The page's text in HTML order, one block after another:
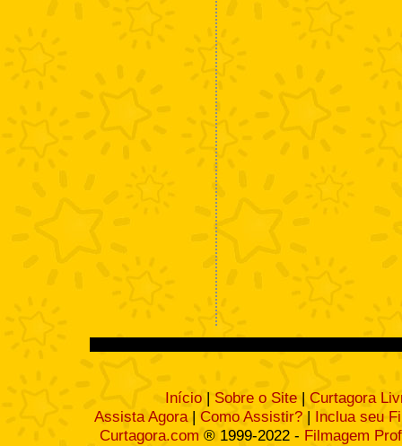
Início | Sobre o Site | Curtagora
Assista Agora| Como Assistir? | Inclua seu
Curtagora.com ® 1999-2022 - Filmagem